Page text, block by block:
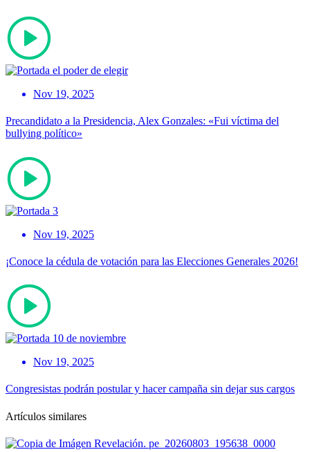
Nov 19, 2025
Precandidato a la Presidencia, Alex Gonzales: «Fui víctima del
bullying político»
Nov 19, 2025
¡Conoce la cédula de votación para las Elecciones Generales 2026!
Nov 19, 2025
Congresistas podrán postular y hacer campaña sin dejar sus cargos
Artículos similares